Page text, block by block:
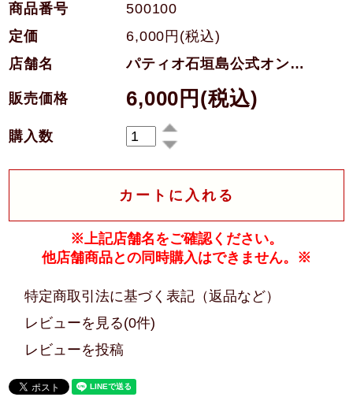
商品番号
500100
定価
6,000円(税込)
店舗名
パティオ石垣島公式オンラインショップ
販売価格 6,000円(税込)
購入数
カートに入れる
※上記店舗名をご確認ください。
他店舗商品との同時購入はできません。※
特定商取引法に基づく表記（返品など）
レビューを見る(0件)
レビューを投稿